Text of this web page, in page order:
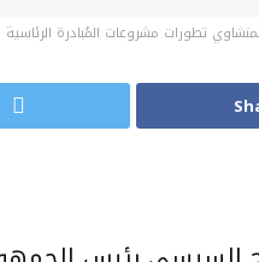
تطورات مشروعات المُبادرة